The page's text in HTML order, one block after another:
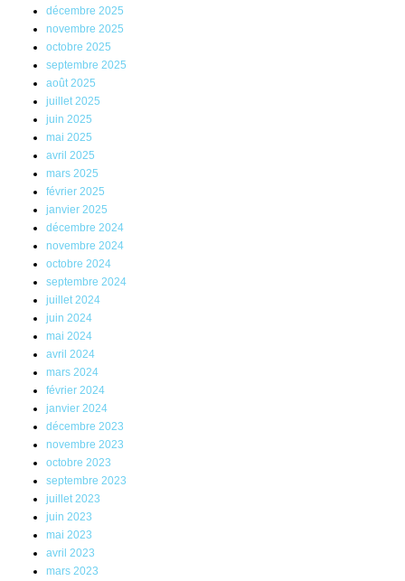
décembre 2025
novembre 2025
octobre 2025
septembre 2025
août 2025
juillet 2025
juin 2025
mai 2025
avril 2025
mars 2025
février 2025
janvier 2025
décembre 2024
novembre 2024
octobre 2024
septembre 2024
juillet 2024
juin 2024
mai 2024
avril 2024
mars 2024
février 2024
janvier 2024
décembre 2023
novembre 2023
octobre 2023
septembre 2023
juillet 2023
juin 2023
mai 2023
avril 2023
mars 2023